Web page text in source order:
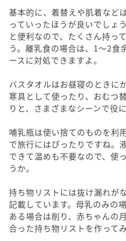
基本的に、着替えや肌着など
っていったほうが良いでしょ
と便利なので、たくさん持っ
う。離乳食の場合は、1〜2食
ースに対処できますよ。
バスタオルはお昼寝のときに
寒具として使ったり、おむつ
りと、さまざまなシーンで役に
哺乳瓶は使い捨てのものを利
で旅行にはぴったりですね。
できて温めも不要なので、使
うか。
持ち物リストには抜け漏れが
記載しています。母乳のみの
ある場合は削り、赤ちゃんの
合った持ち物リストを作って